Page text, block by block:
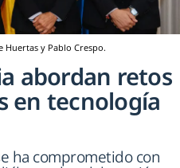
Huertas y Pablo Crespo.
abordan retos
en tecnología
ha comprometido con